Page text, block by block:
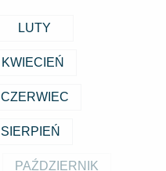
LUTY
KWIECIEŃ
CZERWIEC
SIERPIEŃ
PAŹDZIERNIK